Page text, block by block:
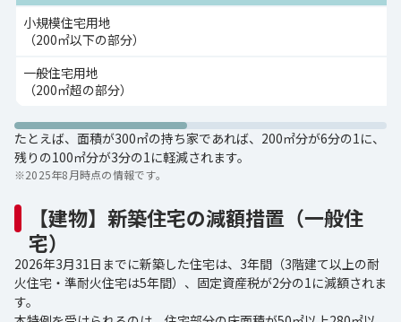
小規模住宅用地
（200㎡以下の部分）
一般住宅用地
（200㎡超の部分）
たとえば、面積が300㎡の持ち家であれば、200㎡分が6分の1に、
残りの100㎡分が3分の1に軽減されます。
※2025年8月時点の情報です。
【建物】新築住宅の減額措置（一般住
宅）
2026年3月31日までに新築した住宅は、3年間（3階建て以上の耐
火住宅・準耐火住宅は5年間）、固定資産税が2分の1に減額されま
す。